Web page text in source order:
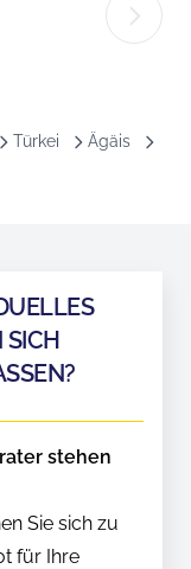
Türkei
Ägäis
SICH
stehen
Sie sich zu
für Ihre